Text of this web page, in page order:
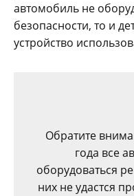
автомобиль не
безопасности, то и
устройство
Обратите
года все
оборудоваться
них не удастся